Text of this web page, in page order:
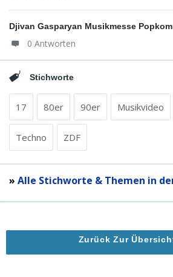
Djivan Gasparyan Musikmesse
0 Antworten
Stichworte
17 80er 90er Musikvideo
Techno ZDF
» Alle Stichworte & Themen in
Zurück Zur